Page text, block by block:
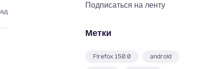
Подписаться на ленту
Метки
Firefox 150.0 android